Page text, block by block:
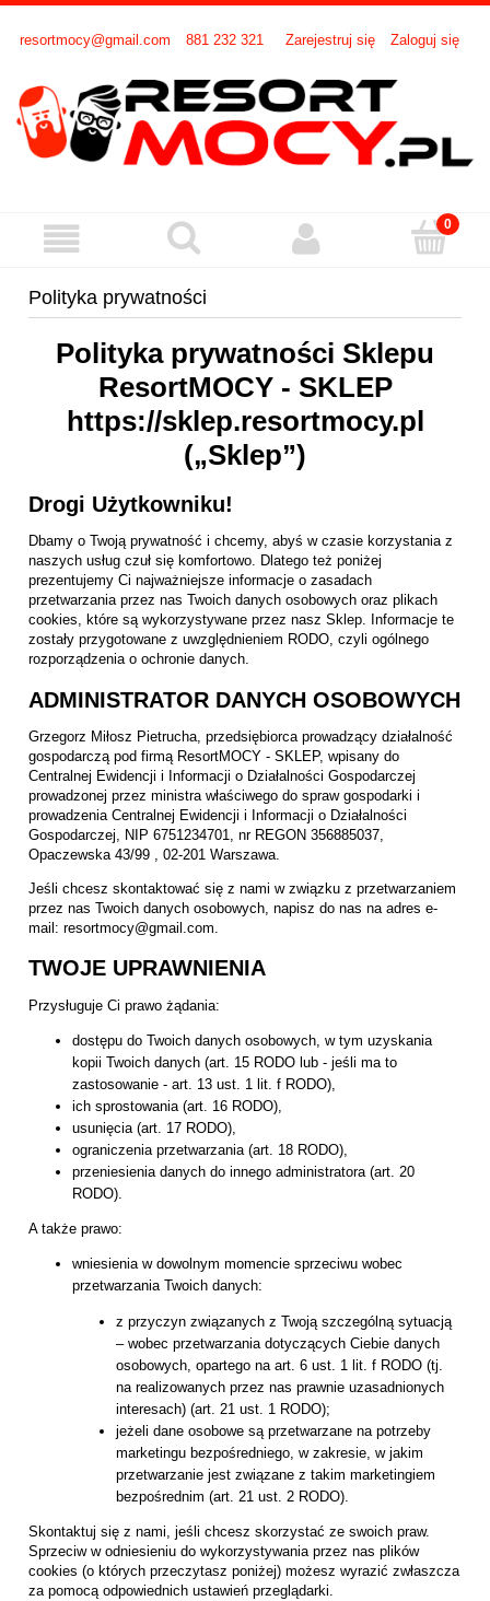
resortmocy@gmail.com 881 232 321 Zarejestruj się Zaloguj się
Polityka prywatności
Polityka prywatności Sklepu
ResortMOCY - SKLEP
https://sklep.resortmocy.pl
(„Sklep”)
Drogi Użytkowniku!
Dbamy o Twoją prywatność i chcemy, abyś w czasie korzystania z
naszych usług czuł się komfortowo. Dlatego też poniżej
prezentujemy Ci najważniejsze informacje o zasadach
przetwarzania przez nas Twoich danych osobowych oraz plikach
cookies, które są wykorzystywane przez nasz Sklep. Informacje te
zostały przygotowane z uwzględnieniem RODO, czyli ogólnego
rozporządzenia o ochronie danych.
ADMINISTRATOR DANYCH OSOBOWYCH
Grzegorz Miłosz Pietrucha, przedsiębiorca prowadzący działalność
gospodarczą pod firmą ResortMOCY - SKLEP, wpisany do
Centralnej Ewidencji i Informacji o Działalności Gospodarczej
prowadzonej przez ministra właściwego do spraw gospodarki i
prowadzenia Centralnej Ewidencji i Informacji o Działalności
Gospodarczej, NIP 6751234701, nr REGON 356885037,
Opaczewska 43/99 , 02-201 Warszawa.
Jeśli chcesz skontaktować się z nami w związku z przetwarzaniem
przez nas Twoich danych osobowych, napisz do nas na adres e-
mail: resortmocy@gmail.com.
TWOJE UPRAWNIENIA
Przysługuje Ci prawo żądania:
dostępu do Twoich danych osobowych, w tym uzyskania
kopii Twoich danych (art. 15 RODO lub - jeśli ma to
zastosowanie - art. 13 ust. 1 lit. f RODO),
ich sprostowania (art. 16 RODO),
usunięcia (art. 17 RODO),
ograniczenia przetwarzania (art. 18 RODO),
przeniesienia danych do innego administratora (art. 20
RODO).
A także prawo:
wniesienia w dowolnym momencie sprzeciwu wobec
przetwarzania Twoich danych:
z przyczyn związanych z Twoją szczególną sytuacją
– wobec przetwarzania dotyczących Ciebie danych
osobowych, opartego na art. 6 ust. 1 lit. f RODO (tj.
na realizowanych przez nas prawnie uzasadnionych
interesach) (art. 21 ust. 1 RODO);
jeżeli dane osobowe są przetwarzane na potrzeby
marketingu bezpośredniego, w zakresie, w jakim
przetwarzanie jest związane z takim marketingiem
bezpośrednim (art. 21 ust. 2 RODO).
Skontaktuj się z nami, jeśli chcesz skorzystać ze swoich praw.
Sprzeciw w odniesieniu do wykorzystywania przez nas plików
cookies (o których przeczytasz poniżej) możesz wyrazić zwłaszcza
za pomocą odpowiednich ustawień przeglądarki.